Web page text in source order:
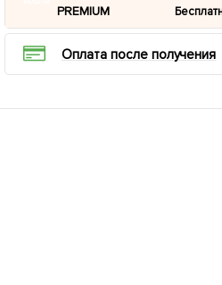
PREMIUM
Оплата после получения